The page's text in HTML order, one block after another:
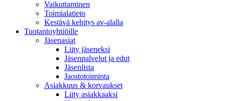
Vaikuttaminen
Toimialatieto
Kestävä kehitys av-alalla
Tuotantoyhtiöille
Jäsenasiat
Liity jäseneksi
Jäsenpalvelut ja edut
Jäsenlista
Jaostotoiminta
Asiakkuus & korvaukset
Liity asiakkaaksi